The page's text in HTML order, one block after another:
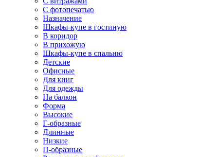
С фотопечатью
Назначение
Шкафы-купе в гостиную
В коридор
В прихожую
Шкафы-купе в спальню
Детские
Офисные
Для книг
Для одежды
На балкон
Форма
Высокие
Г-образные
Длинные
Низкие
П-образные